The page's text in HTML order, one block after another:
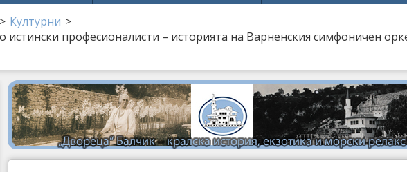
> Културни >
професионалисти – историята на Варненския симфоничен